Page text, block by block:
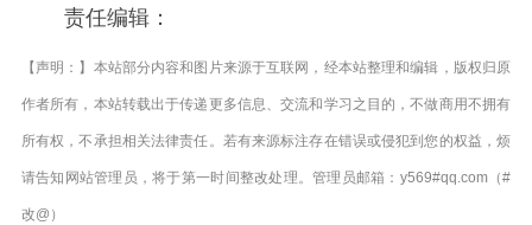
责任编辑：
【声明：】本站部分内容和图片来源于互联网，经本站整理和编辑，版权归原
作者所有，本站转载出于传递更多信息、交流和学习之目的，不做商用不拥有
所有权，不承担相关法律责任。若有来源标注存在错误或侵犯到您的权益，烦
请告知网站管理员，将于第一时间整改处理。管理员邮箱：y569#qq.com（#
改@）